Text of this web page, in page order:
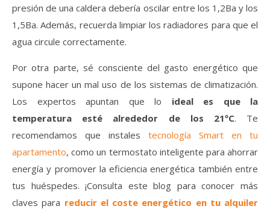
presión de una caldera debería oscilar entre los 1,2Ba y los
1,5Ba. Además, recuerda limpiar los radiadores para que el
agua circule correctamente.
Por otra parte, sé consciente del gasto energético que
supone hacer un mal uso de los sistemas de climatización.
Los expertos apuntan que lo ideal es que la
temperatura esté alrededor de los 21ºC. Te
recomendamos que instales tecnología Smart en tu
apartamento, como un termostato inteligente para ahorrar
energía y promover la eficiencia energética también entre
tus huéspedes. ¡Consulta este blog para conocer más
claves para reducir el coste energético en tu alquiler